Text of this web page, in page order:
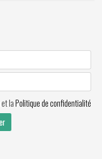
et laPolitique de confidentialité